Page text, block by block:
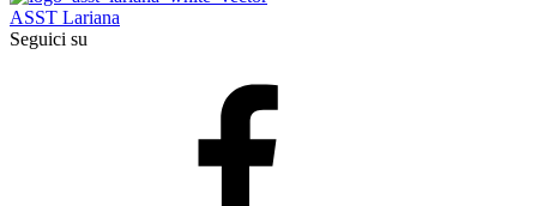
ASST Lariana
Seguici su